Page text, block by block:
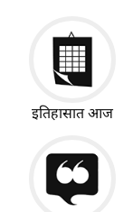
इतिहासात आज